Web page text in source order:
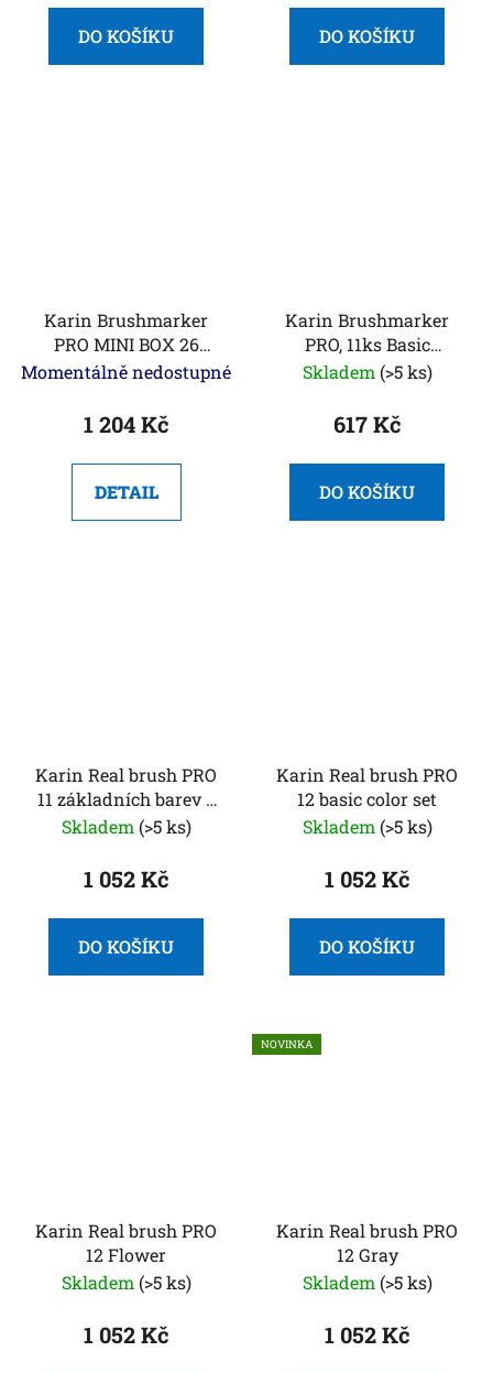
DO KOŠÍKU DO KOŠÍKU
Karin Brushmarker
PRO MINI BOX 26
COLORS + Blender
Momentálně nedostupné
1 204 Kč
DETAIL
Karin Brushmarker
PRO, 11ks Basic
Colours + blender
Skladem (>5 ks)
617 Kč
DO KOŠÍKU
Karin Real brush PRO
11 základních barev a
blender
Skladem (>5 ks)
1 052 Kč
DO KOŠÍKU
Karin Real brush PRO
12 basic color set
Skladem (>5 ks)
1 052 Kč
DO KOŠÍKU
Karin Real brush PRO
12 Flower
Skladem (>5 ks)
1 052 Kč
NOVINKA
Karin Real brush PRO
12 Gray
Skladem (>5 ks)
1 052 Kč